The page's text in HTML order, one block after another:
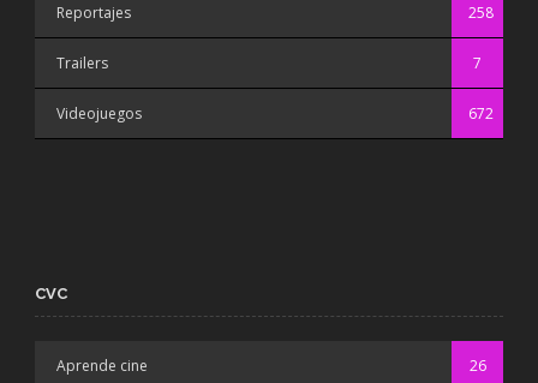
Reportajes 258
Trailers 7
Videojuegos 672
CVC
Aprende cine 26